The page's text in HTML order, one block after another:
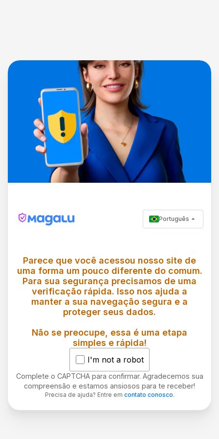
Português
Parece que você acessou nosso site de
uma forma um pouco diferente do comum.
Para sua segurança precisamos de uma
verificação rápida. Isso nos ajuda a
manter a sua navegação segura e a
proteger seus dados.
Não se preocupe, essa é uma etapa
simples e rápida!
I'm not a robot
Complete o CAPTCHA para confirmar. Agradecemos sua
compreensão e estamos ansiosos para te receber!
Precisa de ajuda? Entre em contato conosco.